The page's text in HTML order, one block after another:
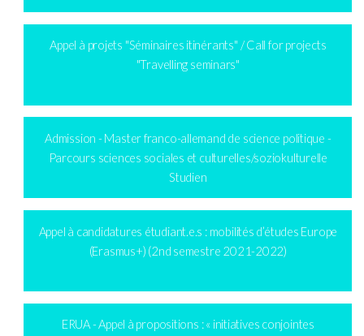
Appel à projets "Séminaires itinérants" / Call for projects
"Travelling seminars"
Admission - Master franco-allemand de science politique -
Parcours sciences sociales et culturelles/soziokulturelle
Studien
Appel à candidatures étudiant.e.s : mobilités d’études Europe
(Erasmus+) (2nd semestre 2021-2022)
ERUA - Appel à propositions : « initiatives conjointes